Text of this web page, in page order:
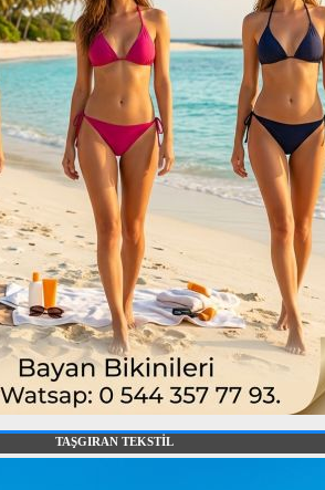
TAŞGIRAN TEKSTİL